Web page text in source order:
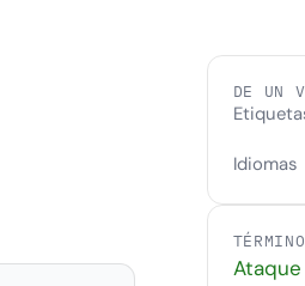
DE UN
Idiomas